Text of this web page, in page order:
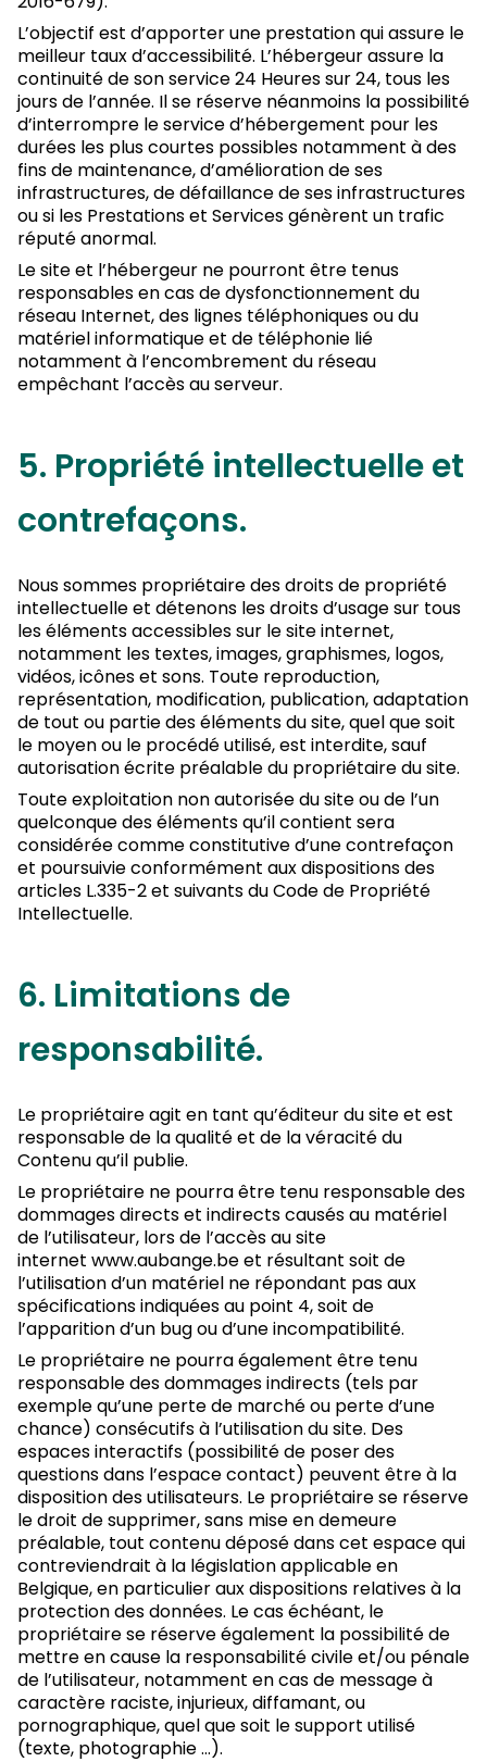
L’objectif est d’apporter une prestation qui assure le
meilleur taux d’accessibilité. L’hébergeur assure la
continuité de son service 24 Heures sur 24, tous les
jours de l’année. Il se réserve néanmoins la possibilité
d’interrompre le service d’hébergement pour les
durées les plus courtes possibles notamment à des
fins de maintenance, d’amélioration de ses
infrastructures, de défaillance de ses infrastructures
ou si les Prestations et Services génèrent un trafic
réputé anormal.
Le site et l’hébergeur ne pourront être tenus
responsables en cas de dysfonctionnement du
réseau Internet, des lignes téléphoniques ou du
matériel informatique et de téléphonie lié
notamment à l’encombrement du réseau
empêchant l’accès au serveur.
5. Propriété intellectuelle et
contrefaçons.
Nous sommes propriétaire des droits de propriété
intellectuelle et détenons les droits d’usage sur tous
les éléments accessibles sur le site internet,
notamment les textes, images, graphismes, logos,
vidéos, icônes et sons. Toute reproduction,
représentation, modification, publication, adaptation
de tout ou partie des éléments du site, quel que soit
le moyen ou le procédé utilisé, est interdite, sauf
autorisation écrite préalable du propriétaire du site.
Toute exploitation non autorisée du site ou de l’un
quelconque des éléments qu’il contient sera
considérée comme constitutive d’une contrefaçon
et poursuivie conformément aux dispositions des
articles L.335-2 et suivants du Code de Propriété
Intellectuelle.
6. Limitations de
responsabilité.
Le propriétaire agit en tant qu’éditeur du site et est
responsable de la qualité et de la véracité du
Contenu qu’il publie.
Le propriétaire ne pourra être tenu responsable des
dommages directs et indirects causés au matériel
de l’utilisateur, lors de l’accès au site
internet www.aubange.be et résultant soit de
l’utilisation d’un matériel ne répondant pas aux
spécifications indiquées au point 4, soit de
l’apparition d’un bug ou d’une incompatibilité.
Le propriétaire ne pourra également être tenu
responsable des dommages indirects (tels par
exemple qu’une perte de marché ou perte d’une
chance) consécutifs à l’utilisation du site. Des
espaces interactifs (possibilité de poser des
questions dans l’espace contact) peuvent être à la
disposition des utilisateurs. Le propriétaire se réserve
le droit de supprimer, sans mise en demeure
préalable, tout contenu déposé dans cet espace qui
contreviendrait à la législation applicable en
Belgique, en particulier aux dispositions relatives à la
protection des données. Le cas échéant, le
propriétaire se réserve également la possibilité de
mettre en cause la responsabilité civile et/ou pénale
de l’utilisateur, notamment en cas de message à
caractère raciste, injurieux, diffamant, ou
pornographique, quel que soit le support utilisé
(texte, photographie …).